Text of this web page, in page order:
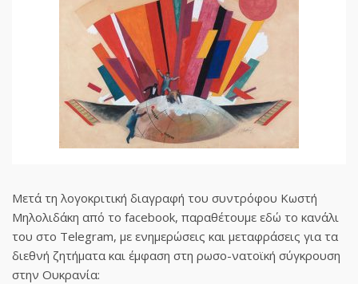
Μετά τη λογοκριτική διαγραφή του συντρόφου Κωστή
Μηλολιδάκη από το facebook, παραθέτουμε εδώ το κανάλι
του στο Telegram, με ενημερώσεις και μεταφράσεις για τα
διεθνή ζητήματα και έμφαση στη ρωσο-νατοϊκή σύγκρουση
στην Ουκρανία: